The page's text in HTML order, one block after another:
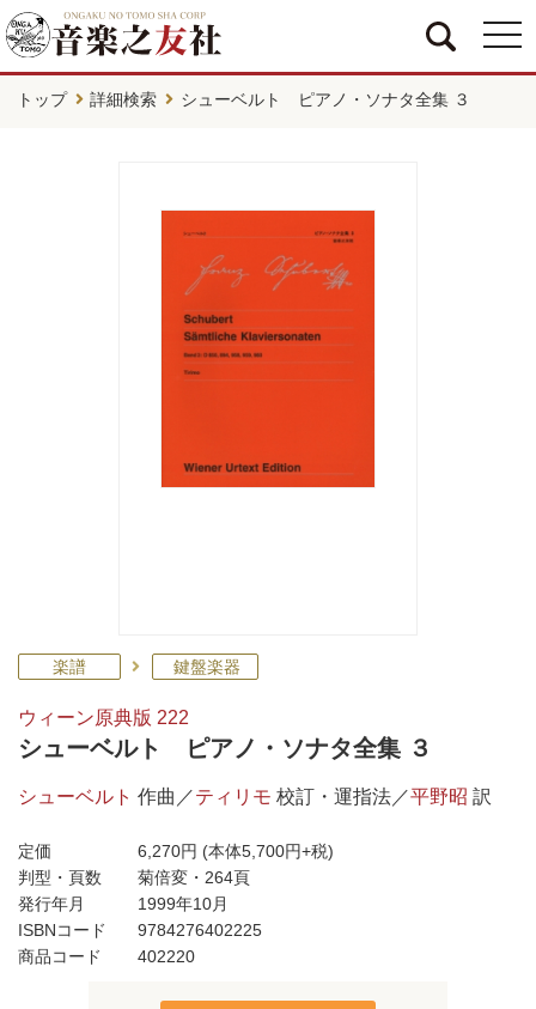
トップ 詳細検索 シューベルト ピアノ・ソナタ全集 ３
楽譜 鍵盤楽器
ウィーン原典版 222
シューベルト ピアノ・ソナタ全集 ３
シューベルト 作曲／ティリモ 校訂・運指法／平野昭 訳
定価 6,270円 (本体5,700円+税)
判型・頁数
菊倍変・264頁
発行年月
1999年10月
ISBNコード
9784276402225
商品コード
402220